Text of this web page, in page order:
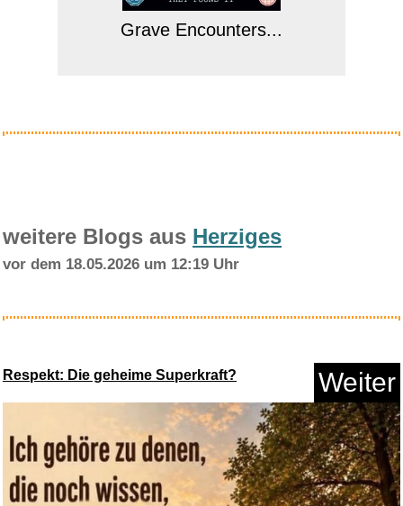
Grave Encounters...
Anzeige
weitere Blogs aus Herziges
vor dem 18.05.2026 um 12:19 Uhr
Respekt: Die geheime Superkraft? Weiter